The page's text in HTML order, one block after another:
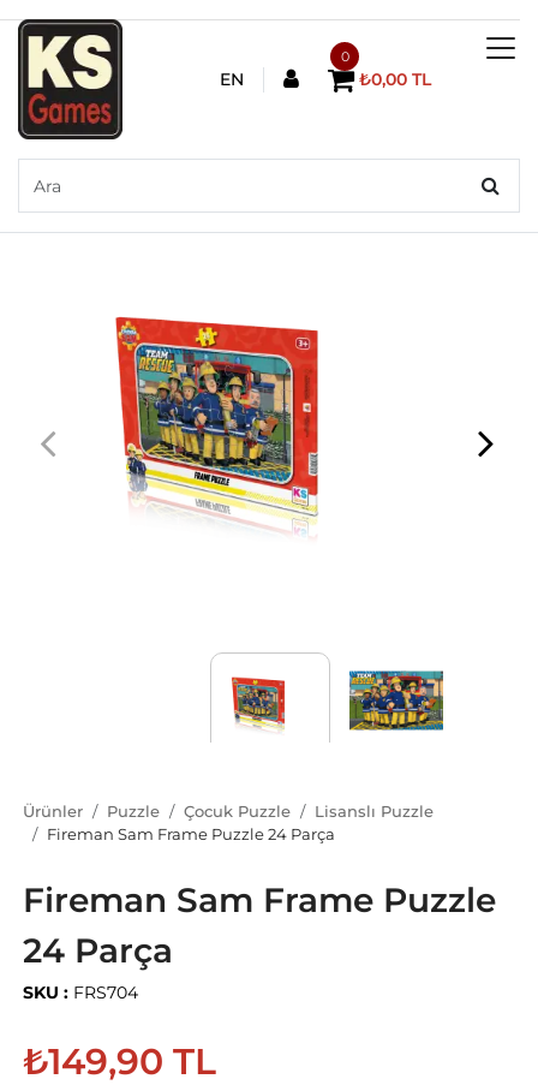
EN
0
₺0,00 TL
Ürünler Puzzle Çocuk Puzzle
Lisanslı Puzzle
Fireman Sam Frame Puzzle 24 Parça
Fireman Sam Frame Puzzle
24 Parça
SKU : FRS704
₺149,90 TL